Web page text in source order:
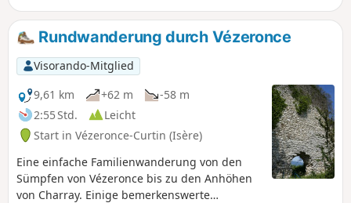
Waldrand. Für alle zugänglich.
Rundwanderung durch Vézeronce
Visorando-Mitglied
9,61 km
+62 m
-58 m
2:55 Std.
Leicht
Start in Vézeronce-Curtin (Isère)
Eine einfache Familienwanderung von den
Sümpfen von Vézeronce bis zu den Anhöhen
von Charray. Einige bemerkenswerte